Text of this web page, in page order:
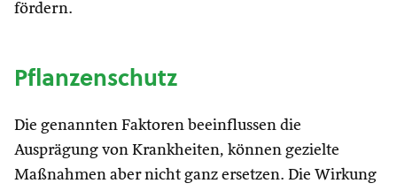
fördern.
Pflanzenschutz
Die genannten Faktoren beeinflussen die
Ausprägung von Krankheiten, können gezielte
Maßnahmen aber nicht ganz ersetzen. Die Wirkung